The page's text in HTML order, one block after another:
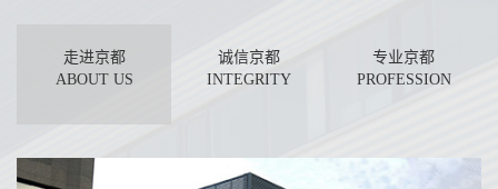
走进京都
ABOUT US
诚信京都
INTEGRITY
专业京都
PROFESSION